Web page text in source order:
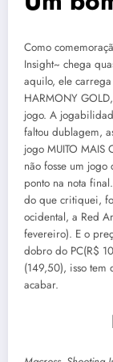
Como
Insight~ chega
aquilo, ele
HARMONY
jogo. A
faltou dublagem,
jogo MUITO MAIS
não fosse um
ponto na nota
do que critiquei,
ocidental, a Red
fevereiro). E o
dobro do PC(R$
(149,50), isso tem
acabar.